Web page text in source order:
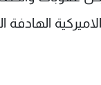
الهادفة